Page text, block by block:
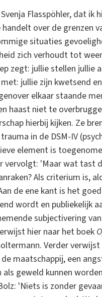
Flasspöhler, dat ik
over de grenzen
situaties
zich verhoudt tot
zegt: jullie stellen jullie
jullie zijn kwetsend
elkaar staande
haast niet te
hierbij kijken. Ze
in de DSM-IV
element is
vervolgt: 'Maar wat tast
Als criterium is,
de ene kant is het
wordt en publiekelijk
subjectivering
hier naar het boek
Verder
maatschappij, een
geweld kunnen
'Niets is zonder